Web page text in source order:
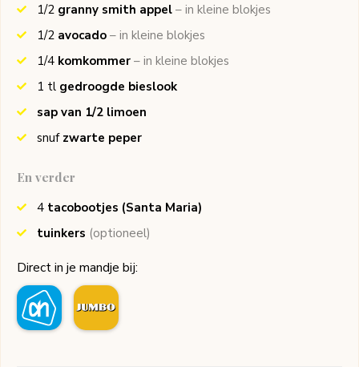
1/2 granny smith appel – in kleine blokjes
1/2 avocado – in kleine blokjes
1/4 komkommer – in kleine blokjes
1 tl gedroogde bieslook
sap van 1/2 limoen
snuf zwarte peper
En verder
4 tacobootjes (Santa Maria)
tuinkers (optioneel)
Direct in je mandje bij: